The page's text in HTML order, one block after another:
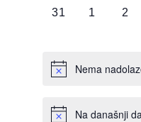
0
31
0
1
0
2
Nema
Na današnji